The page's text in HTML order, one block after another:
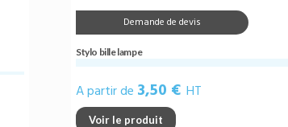
Demande de devis
Stylo bille lampe
A partir de 3,50 € HT
Voir le produit